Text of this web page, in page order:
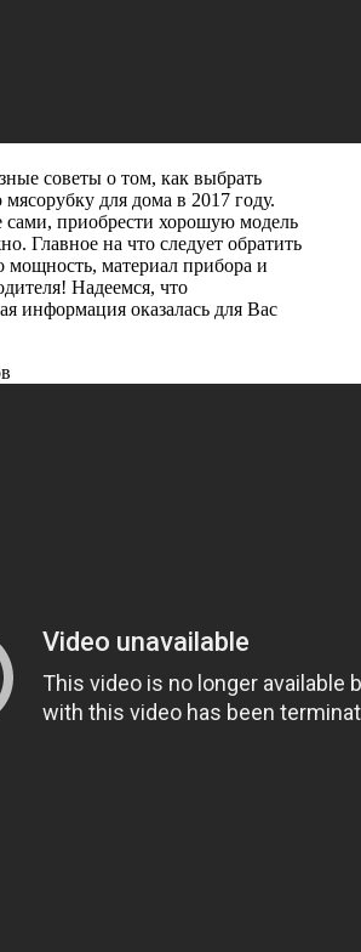
советы о том, как выбрать
для дома в 2017 году.
приобрести хорошую модель
Главное на что следует обратить
мощность, материал прибора и
Надеемся, что
информация оказалась для Вас